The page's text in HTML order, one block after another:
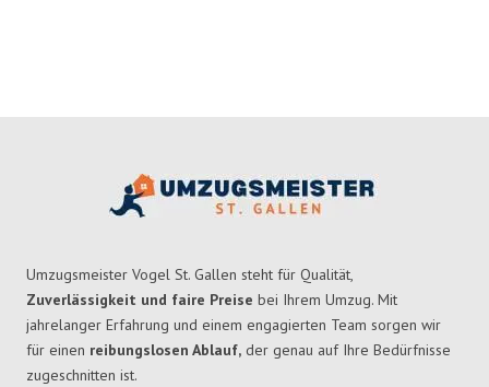
Umzugsmeister Vogel St. Gallen steht für Qualität,
Zuverlässigkeit und faire Preise bei Ihrem Umzug. Mit
jahrelanger Erfahrung und einem engagierten Team sorgen wir
für einen reibungslosen Ablauf, der genau auf Ihre Bedürfnisse
zugeschnitten ist.